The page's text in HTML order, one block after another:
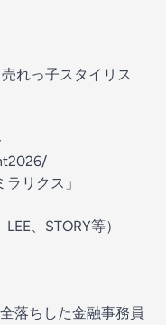
れっ子スタイリス
リクス」
、STORY等）
落ちした金融事務員